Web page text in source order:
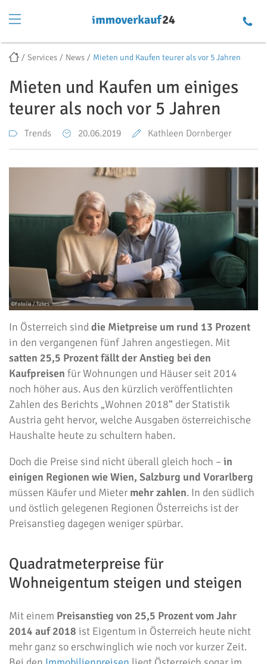
Services News Mieten und Kaufen teurer als vor 5 Jahren
Mieten und Kaufen um einiges
teurer als noch vor 5 Jahren
Trends 20.06.2019 Kathleen Dornberger
In Österreich sind die Mietpreise um rund 13 Prozent
in den vergangenen fünf Jahren angestiegen. Mit
satten 25,5 Prozent fällt der Anstieg bei den
Kaufpreisen für Wohnungen und Häuser seit 2014
noch höher aus. Aus den kürzlich veröffentlichten
Zahlen des Berichts „Wohnen 2018“ der Statistik
Austria geht hervor, welche Ausgaben österreichische
Haushalte heute zu schultern haben.
Doch die Preise sind nicht überall gleich hoch – in
einigen Regionen wie Wien, Salzburg und Vorarlberg
müssen Käufer und Mieter mehr zahlen. In den südlich
und östlich gelegenen Regionen Österreichs ist der
Preisanstieg dagegen weniger spürbar.
Quadratmeterpreise für
Wohneigentum steigen und steigen
Mit einem Preisanstieg von 25,5 Prozent vom Jahr
2014 auf 2018 ist Eigentum in Österreich heute nicht
mehr ganz so erschwinglich wie noch vor kurzer Zeit.